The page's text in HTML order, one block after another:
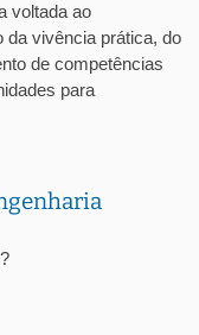
voltada ao
da vivência prática, do
de competências
para